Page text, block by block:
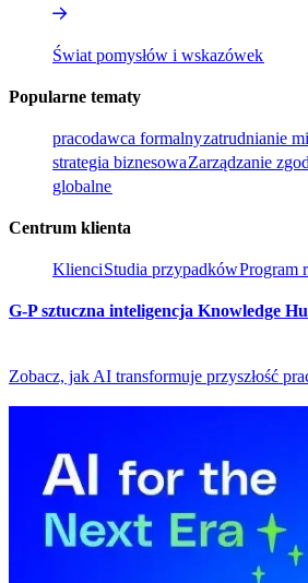
Świat pomysłów i wskazówek​​
Popularne tematy​​
pracodawca formalny​​zatrudnianie
strategia biznesowa​​Zarządzanie
globalne​​
Centrum klienta​​
Klienci​​Studia przypadków​​Program
G-P sztuczna inteligencja Knowledge
Zobacz, jak AI transformuje przyszłość